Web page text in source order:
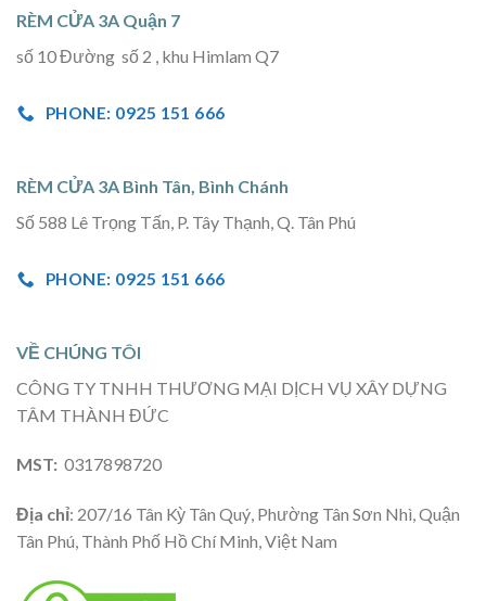
RÈM CỬA 3A Quận 7
số 10 Đường số 2 , khu Himlam Q7
PHONE: 0925 151 666
RÈM CỬA 3A Bình Tân, Bình Chánh
Số 588 Lê Trọng Tấn, P. Tây Thạnh, Q. Tân Phú
PHONE: 0925 151 666
VỀ CHÚNG TÔI
CÔNG TY TNHH THƯƠNG MẠI DỊCH VỤ XÂY DỰNG
TÂM THÀNH ĐỨC
MST: 0317898720
Địa chỉ: 207/16 Tân Kỳ Tân Quý, Phường Tân Sơn Nhì, Quận
Tân Phú, Thành Phố Hồ Chí Minh, Việt Nam